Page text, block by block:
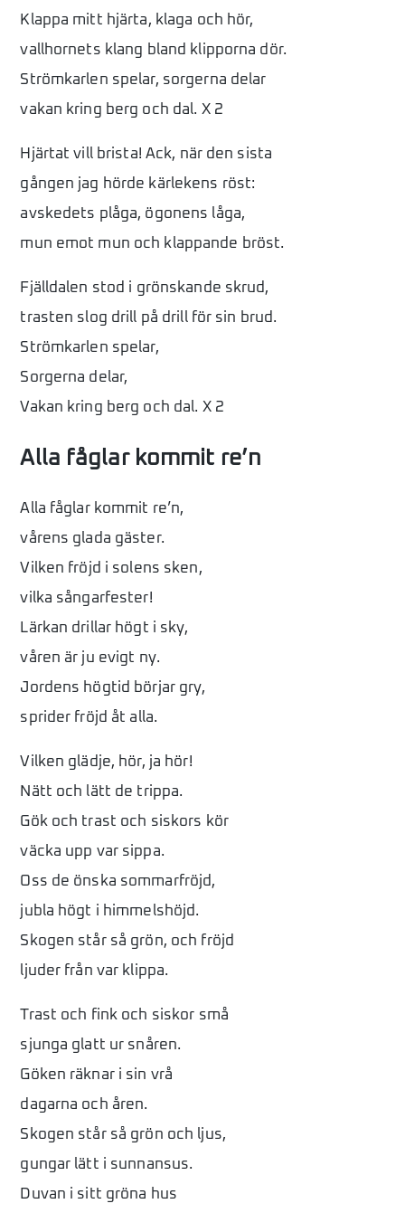
Klappa mitt hjärta, klaga och hör,
vallhornets klang bland klipporna dör.
Strömkarlen spelar, sorgerna delar
vakan kring berg och dal. X 2
Hjärtat vill brista! Ack, när den sista
gången jag hörde kärlekens röst:
avskedets plåga, ögonens låga,
mun emot mun och klappande bröst.
Fjälldalen stod i grönskande skrud,
trasten slog drill på drill för sin brud.
Strömkarlen spelar,
Sorgerna delar,
Vakan kring berg och dal. X 2
Alla fåglar kommit re’n
Alla fåglar kommit re’n,
vårens glada gäster.
Vilken fröjd i solens sken,
vilka sångarfester!
Lärkan drillar högt i sky,
våren är ju evigt ny.
Jordens högtid börjar gry,
sprider fröjd åt alla.
Vilken glädje, hör, ja hör!
Nätt och lätt de trippa.
Gök och trast och siskors kör
väcka upp var sippa.
Oss de önska sommarfröjd,
jubla högt i himmelshöjd.
Skogen står så grön, och fröjd
ljuder från var klippa.
Trast och fink och siskor små
sjunga glatt ur snåren.
Göken räknar i sin vrå
dagarna och åren.
Skogen står så grön och ljus,
gungar lätt i sunnansus.
Duvan i sitt gröna hus